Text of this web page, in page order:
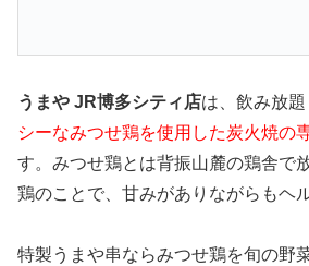
うまや JR博多シティ店は、飲み放題
シーなみつせ鶏を使用した炭火焼の
す。みつせ鶏とは背振山麓の鶏舎で
鶏のことで、甘みがありながらもヘ
特製うまや串ならみつせ鶏を旬の野